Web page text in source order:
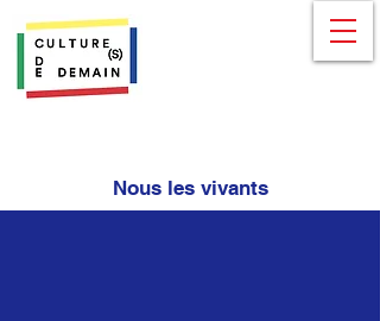
Nous les vivants